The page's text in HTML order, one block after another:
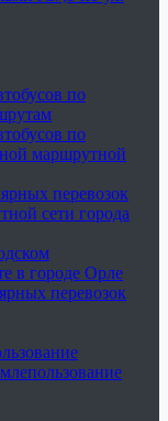
по
по
маршрутной
перевозок
сети города
в городе Орле
перевозок